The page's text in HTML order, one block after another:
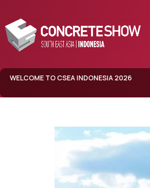
WELCOME TO CSEA INDONESIA 2026